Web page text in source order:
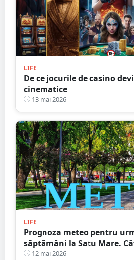
LIFE
De ce jocurile de casino
cinematice
13 mai 2026
LIFE
Prognoza meteo pentru
săptămâni la Satu Mare.
încălzește vremea
12 mai 2026